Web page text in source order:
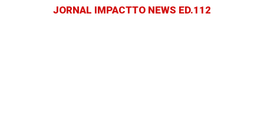
JORNAL IMPACTTO NEWS ED.112